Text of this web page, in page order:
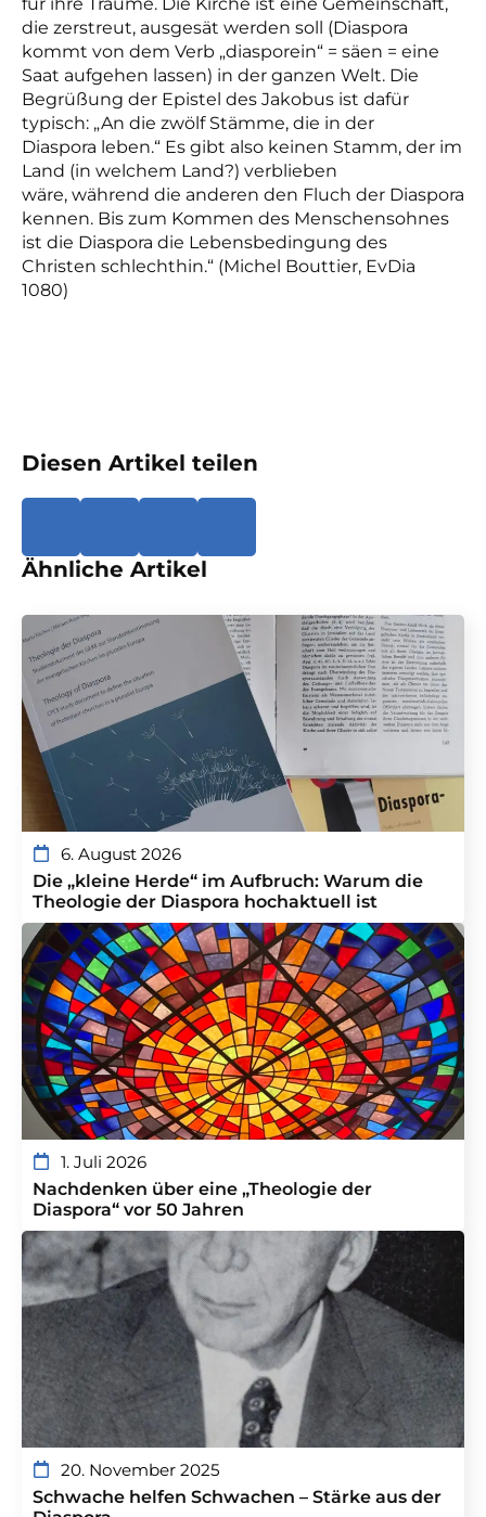
die zerstreut, ausgesät werden soll (Diaspora
kommt von dem Verb „diasporein“ = säen = eine
Saat aufgehen lassen) in der ganzen Welt. Die
Begrüßung der Epistel des Jakobus ist dafür
typisch: „An die zwölf Stämme, die in der
Diaspora leben.“ Es gibt also keinen Stamm, der im
Land (in welchem Land?) verblieben
wäre, während die anderen den Fluch der Diaspora
kennen. Bis zum Kommen des Menschensohnes
ist die Diaspora die Lebensbedingung des
Christen schlechthin.“ (Michel Bouttier, EvDia
1080)
Diesen Artikel teilen
Ähnliche Artikel
6. August 2026
Die „kleine Herde“ im Aufbruch: Warum die
Theologie der Diaspora hochaktuell ist
1. Juli 2026
Nachdenken über eine „Theologie der
Diaspora“ vor 50 Jahren
20. November 2025
Schwache helfen Schwachen – Stärke aus der